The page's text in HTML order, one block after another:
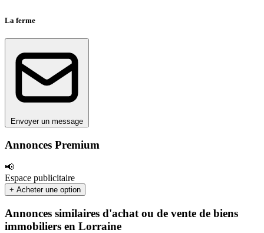
Annonces Premium
📢
Espace publicitaire
+ Acheter une option
La ferme
Envoyer un message
Annonces similaires d'achat ou de vente de biens
immobiliers en Lorraine